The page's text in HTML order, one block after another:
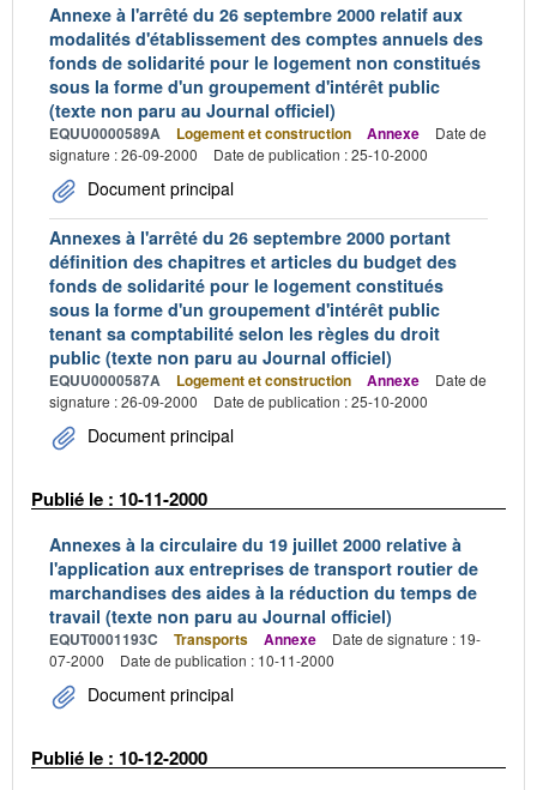
Annexe à l'arrêté du 26 septembre 2000 relatif aux
modalités d'établissement des comptes annuels des
fonds de solidarité pour le logement non constitués
sous la forme d'un groupement d'intérêt public
(texte non paru au Journal officiel)
EQUU0000589A Logement et construction Annexe
Date de
signature : 26-09-2000
Date de publication : 25-10-2000
Document principal
Annexes à l'arrêté du 26 septembre 2000 portant
définition des chapitres et articles du budget des
fonds de solidarité pour le logement constitués
sous la forme d'un groupement d'intérêt public
tenant sa comptabilité selon les règles du droit
public (texte non paru au Journal officiel)
EQUU0000587A Logement et construction Annexe
Date de
signature : 26-09-2000
Date de publication : 25-10-2000
Document principal
Publié le : 10-11-2000
Annexes à la circulaire du 19 juillet 2000 relative à
l'application aux entreprises de transport routier de
marchandises des aides à la réduction du temps de
travail (texte non paru au Journal officiel)
EQUT0001193C Transports Annexe
Date de signature : 19-
07-2000
Date de publication : 10-11-2000
Document principal
Publié le : 10-12-2000